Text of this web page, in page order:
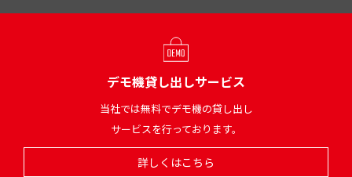
デモ機貸し出しサービス
当社では無料でデモ機の貸し出し
サービスを行っております。
詳しくはこちら